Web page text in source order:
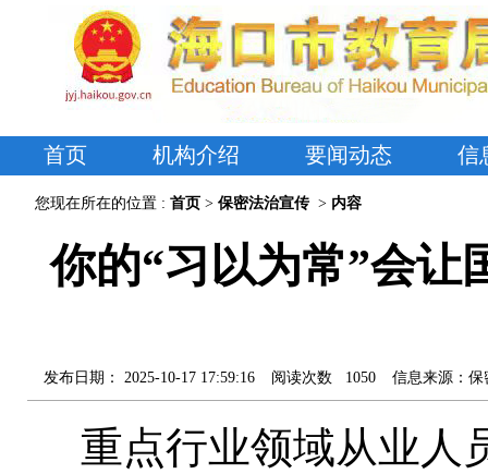
首页 机构介绍 要闻动态 信
您现在所在的位置 : 首页 > 保密法治宣传 > 内容
你的“习以为常”会
发布日期： 2025-10-17 17:59:16 阅读次数 1050 信息来源： 保
重点行业领域从业人